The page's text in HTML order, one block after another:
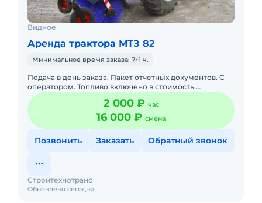
Видное
Аренда трактора МТЗ 82
Минимальное время заказа: 7+1 ч.
Подача в день заказа. Пакет отчетных документов. С
оператором. Топливо включено в стоимость.
Долгосрочная аренда. Краткосрочная аренда. Техника
с малой наработк
2 000 ₽ час
16 000 ₽ смена
Позвонить Заказать Обратный звонок
Обновлено сегодня
Стройтехнотранс